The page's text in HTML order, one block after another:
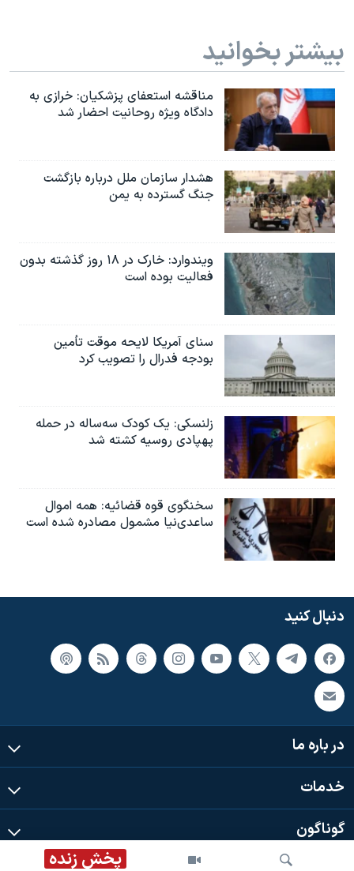
پخش زنده
بیشتر بخوانید
مناقشه استعفای پزشکیان: خرازی به
دادگاه ویژه روحانیت احضار شد
هشدار سازمان ملل درباره بازگشت
جنگ گسترده به یمن
ویندوارد: خارک در ۱۸ روز گذشته بدون
فعالیت بوده است
سنای آمریکا لایحه موقت تأمین
بودجه فدرال را تصویب کرد
زلنسکی: یک کودک سه‌ساله در حمله
پهپادی روسیه کشته شد
سخنگوی قوه قضائیه: همه اموال
ساعدی‌نیا مشمول مصادره شده است
دنبال کنید
در باره ما
خدمات
گوناگون